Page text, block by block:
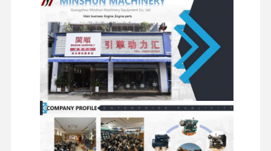
Fabriekstour Kwaliteitscont
Role
Neem
Contact Met
Ons Op
Nieuws
Gevallen